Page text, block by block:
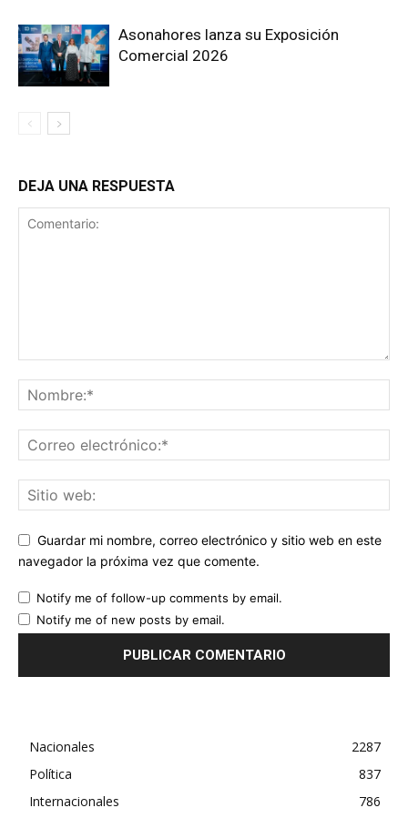
Asonahores lanza su Exposición
Comercial 2026
DEJA UNA RESPUESTA
Guardar mi nombre, correo electrónico y sitio web en este
navegador la próxima vez que comente.
Notify me of follow-up comments by email.
Notify me of new posts by email.
Nacionales
2287
Política
837
Internacionales
786